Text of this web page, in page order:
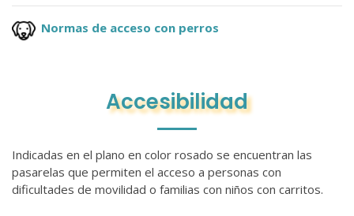
Normas de acceso con perros
Accesibilidad
Indicadas en el plano en color rosado se encuentran las
pasarelas que permiten el acceso a personas con
dificultades de movilidad o familias con niños con carritos.